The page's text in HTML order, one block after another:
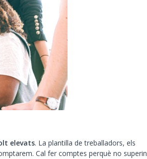
elevats. La plantilla de treballadors, els
Cal fer comptes perquè no superin